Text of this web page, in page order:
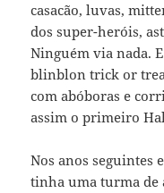
casacão, luvas,
dos super-heróis,
Ninguém via nada.
blinblon trick or
com abóboras e
assim o primeiro
Nos anos seguintes
tinha uma turma de